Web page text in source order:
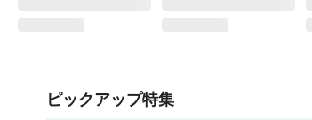
ピックアップ特集